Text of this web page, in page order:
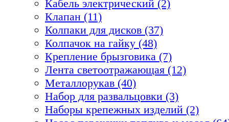
Кабель электрический (2)
Клапан (11)
Колпаки для дисков (37)
Колпачок на гайку (48)
Крепление брызговика (7)
Лента светоотражающая (12)
Металлорукав (40)
Набор для развальцовки (3)
Наборы крепежных изделий (2)